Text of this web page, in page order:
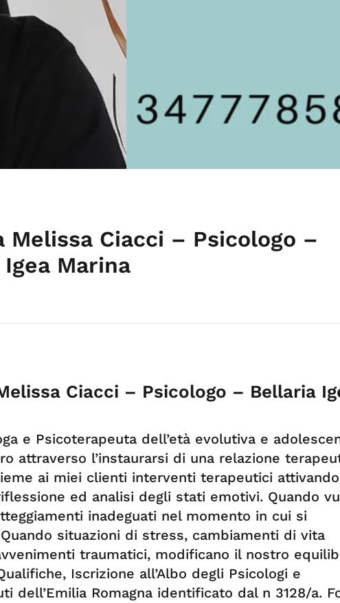
Melissa Ciacci – Psicologo –
Marina
Ciacci – Psicologo – Bellaria
e Psicoterapeuta dell’età evolutiva e
attraverso l’instaurarsi di una relazione
ai miei clienti interventi terapeutici attivando
ed analisi degli stati emotivi. Quando
inadeguati nel momento in cui si
situazioni di stress, cambiamenti di vita
traumatici, modificano il nostro
Iscrizione all’Albo degli Psicologi e
dell’Emilia Romagna identificato dal n 3128/a.